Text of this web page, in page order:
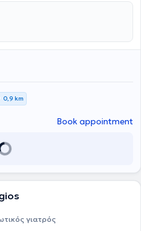
0,9 km
Book appointment
γιατρός